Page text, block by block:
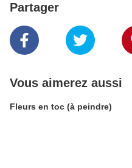
Partager
Vous aimerez aussi
Fleurs en toc (à peindre)